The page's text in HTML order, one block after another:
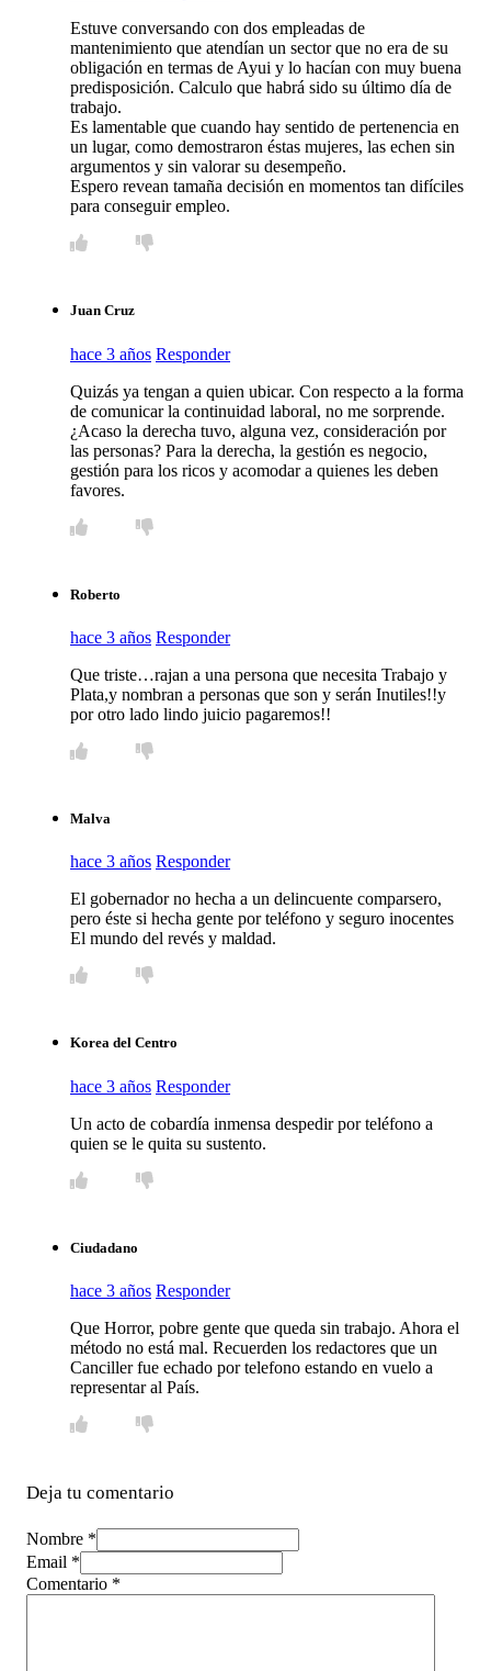
Estuve conversando con dos empleadas de
mantenimiento que atendían un sector que no era de su
obligación en termas de Ayui y lo hacían con muy buena
predisposición. Calculo que habrá sido su último día de
trabajo.
Es lamentable que cuando hay sentido de pertenencia en
un lugar, como demostraron éstas mujeres, las echen sin
argumentos y sin valorar su desempeño.
Espero revean tamaña decisión en momentos tan difíciles
para conseguir empleo.
Juan Cruz
hace 3 años Responder
Quizás ya tengan a quien ubicar. Con respecto a la forma
de comunicar la continuidad laboral, no me sorprende.
¿Acaso la derecha tuvo, alguna vez, consideración por
las personas? Para la derecha, la gestión es negocio,
gestión para los ricos y acomodar a quienes les deben
favores.
Roberto
hace 3 años Responder
Que triste…rajan a una persona que necesita Trabajo y
Plata,y nombran a personas que son y serán Inutiles!!y
por otro lado lindo juicio pagaremos!!
Malva
hace 3 años Responder
El gobernador no hecha a un delincuente comparsero,
pero éste si hecha gente por teléfono y seguro inocentes
El mundo del revés y maldad.
Korea del Centro
hace 3 años Responder
Un acto de cobardía inmensa despedir por teléfono a
quien se le quita su sustento.
Ciudadano
hace 3 años Responder
Que Horror, pobre gente que queda sin trabajo. Ahora el
método no está mal. Recuerden los redactores que un
Canciller fue echado por telefono estando en vuelo a
representar al País.
Deja tu comentario
Nombre *
Email *
Comentario *